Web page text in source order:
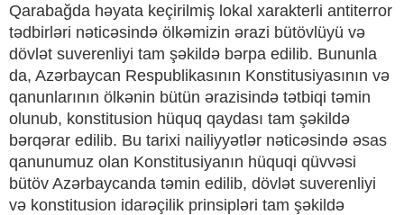
Qarabağda həyata keçirilmiş lokal xarakterli antiterror
tədbirləri nəticəsində ölkəmizin ərazi bütövlüyü və
dövlət suverenliyi tam şəkildə bərpa edilib. Bununla
da, Azərbaycan Respublikasının Konstitusiyasının və
qanunlarının ölkənin bütün ərazisində tətbiqi təmin
olunub, konstitusion hüquq qaydası tam şəkildə
bərqərar edilib. Bu tarixi nailiyyətlər nəticəsində əsas
qanunumuz olan Konstitusiyanın hüquqi qüvvəsi
bütöv Azərbaycanda təmin edilib, dövlət suverenliyi
və konstitusion idarəçilik prinsipləri tam şəkildə